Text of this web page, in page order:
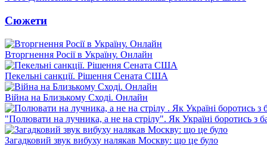
Сюжети
Вторгнення Росії в Україну. Онлайн
Пекельні санкції. Рішення Сената США
Війна на Близькому Сході. Онлайн
"Полювати на лучника, а не на стрілу". Як Україні боротись з
Загадковий звук вибуху налякав Москву: що це було